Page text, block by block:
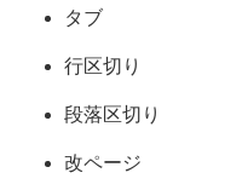
タブ
行区切り
段落区切り
改ページ